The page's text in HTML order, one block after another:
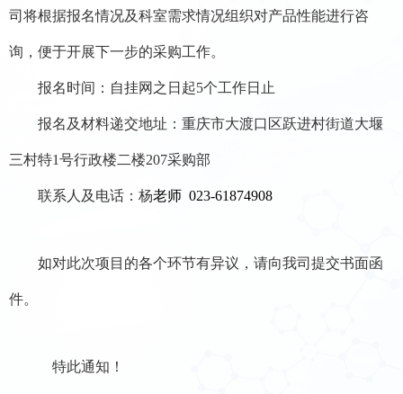
司将根据报名情况及科室需求情况组织对产品性能进行咨
询，便于开展下一步的采购工作。
报名时间：自挂网之日起5个工作日止
报名及材料递交地址：重庆市大渡口区跃进村街道大堰
三村特1号行政楼二楼207采购部
联系人及电话： 杨老师 023-61874908
如对此次项目的各个环节有异议， 请向我司 提交书面函
件。
特此通知！